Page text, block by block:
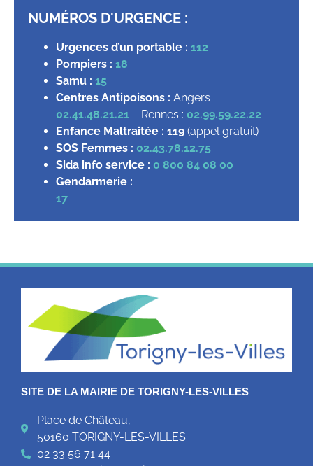
NUMÉROS D'URGENCE :
Urgences d’un portable : 112
Pompiers : 18
Samu : 15
Centres Antipoisons : Angers :
02.41.48.21.21 – Rennes : 02.99.59.22.22
Enfance Maltraitée : 119 (appel gratuit)
SOS Femmes : 02.43.78.12.75
Sida info service : 0 800 84 08 00
Gendarmerie :
17
SITE DE LA MAIRIE DE TORIGNY-LES-VILLES
Place de Château,
50160 TORIGNY-LES-VILLES
02 33 56 71 44